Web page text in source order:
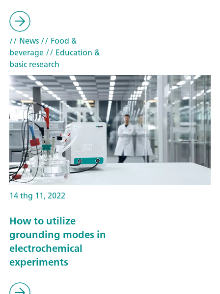
// News// Food &
beverage// Education &
basic research
14 thg 11, 2022
How to utilize
grounding modes in
electrochemical
experiments